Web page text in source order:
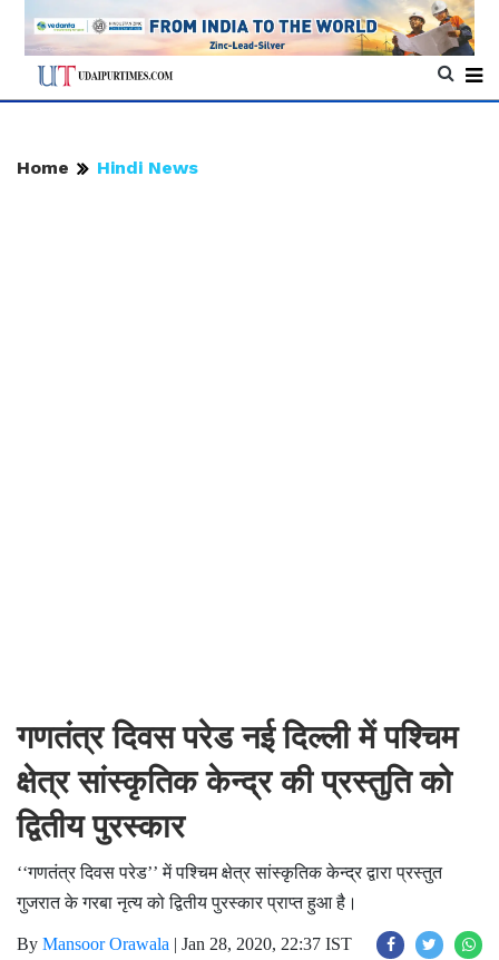
Home Hindi News
गणतंत्र दिवस परेड नई दिल्ली में पश्चिम
क्षेत्र सांस्कृतिक केन्द्र की प्रस्तुति को
द्वितीय पुरस्कार
‘‘गणतंत्र दिवस परेड’’ में पश्चिम क्षेत्र सांस्कृतिक केन्द्र द्वारा प्रस्तुत
गुजरात के गरबा नृत्य को द्वितीय पुरस्कार प्राप्त हुआ है।
By Mansoor Orawala | Jan 28, 2020, 22:37 IST